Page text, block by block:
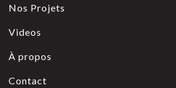
Nos Projets
Videos
À propos
Contact